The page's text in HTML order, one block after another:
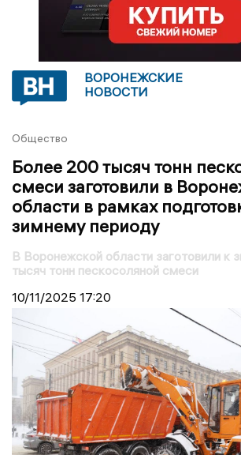
ВОРОНЕЖСКИЕ
НОВОСТИ
Общество
Более 200 тысяч тонн
смеси заготовили в
области в рамках
зимнему периоду
В Воронежской области заготовили к
тысяч тонн пескосоляной смеси
10/11/2025 17:20